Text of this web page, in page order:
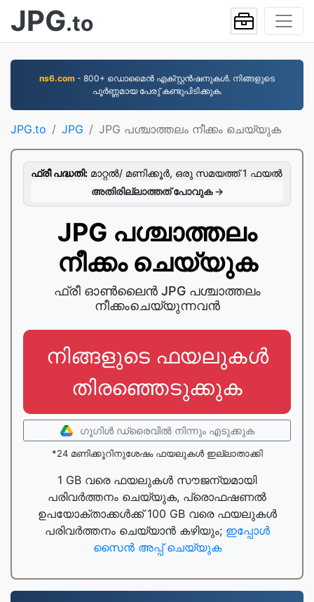
JPG.to
ns6.com - 800+ ഡൊമൈന്‍ എക്സ്റ്റന്‍ഷനുകള്‍. നിങ്ങളുടെ
പൂര്‍ണ്ണമായ പേരു് കണ്ടുപിടിക്കുക.
JPG.to JPG JPG പശ്ചാത്തലം നീക്കം ചെയ്യുക
ഫ്രീ പദ്ധതി: മാറ്റല്‍/ മണിക്കൂര്‍, ഒരു സമയത്ത് 1 ഫയല്‍
അതിരില്ലാത്തത് പോവുക →
JPG പശ്ചാത്തലം
നീക്കം ചെയ്യുക
ഫ്രീ ഓണ്‍ലൈന്‍ JPG പശ്ചാത്തലം
നീക്കംചെയ്യുന്നവന്‍
നിങ്ങളുടെ ഫയലുകൾ
തിരഞ്ഞെടുക്കുക
ഗൂഗിള്‍ ഡ്രൈവില്‍ നിന്നും എടുക്കുക
*24 മണിക്കൂറിനുശേഷം ഫയലുകൾ ഇല്ലാതാക്കി
1 GB വരെ ഫയലുകൾ സൗജന്യമായി
പരിവർത്തനം ചെയ്യുക, പ്രൊഫഷണൽ
ഉപയോക്താക്കൾക്ക് 100 GB വരെ ഫയലുകൾ
പരിവർത്തനം ചെയ്യാൻ കഴിയും; ഇപ്പോൾ
സൈൻ അപ്പ് ചെയ്യുക